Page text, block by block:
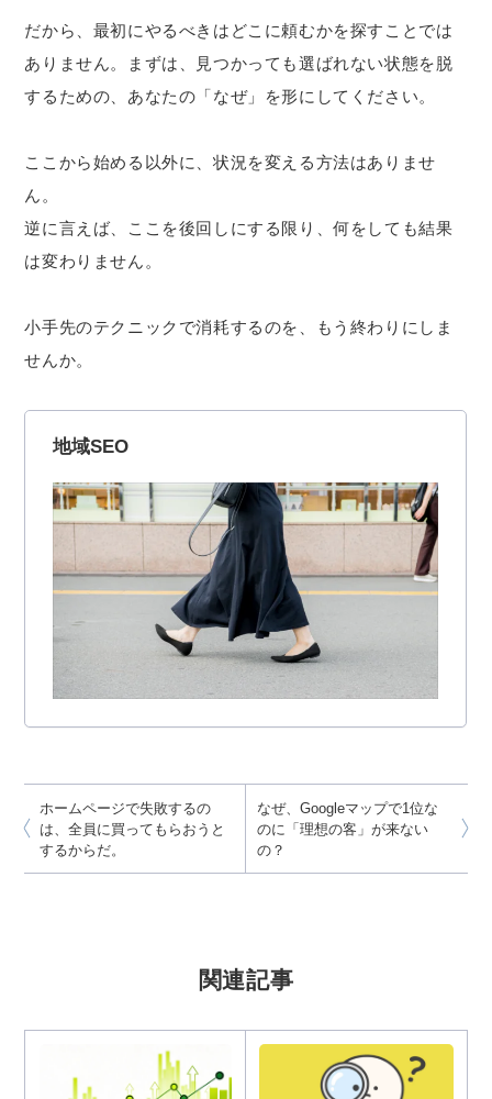
だから、最初にやるべきはどこに頼むかを探すことでは
ありません。まずは、見つかっても選ばれない状態を脱
するための、あなたの「なぜ」を形にしてください。
ここから始める以外に、状況を変える方法はありませ
ん。
逆に言えば、ここを後回しにする限り、何をしても結果
は変わりません。
小手先のテクニックで消耗するのを、もう終わりにしま
せんか。
ホームページで失敗するの
は、全員に買ってもらおうと
するからだ。
なぜ、Googleマップで1位な
のに「理想の客」が来ない
の？
関連記事